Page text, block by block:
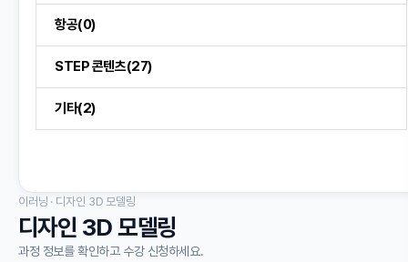
항공(0)
STEP 콘텐츠(27)
기타(2)
이러닝 · 디자인 3D 모델링
디자인 3D 모델링
과정 정보를 확인하고 수강 신청하세요.